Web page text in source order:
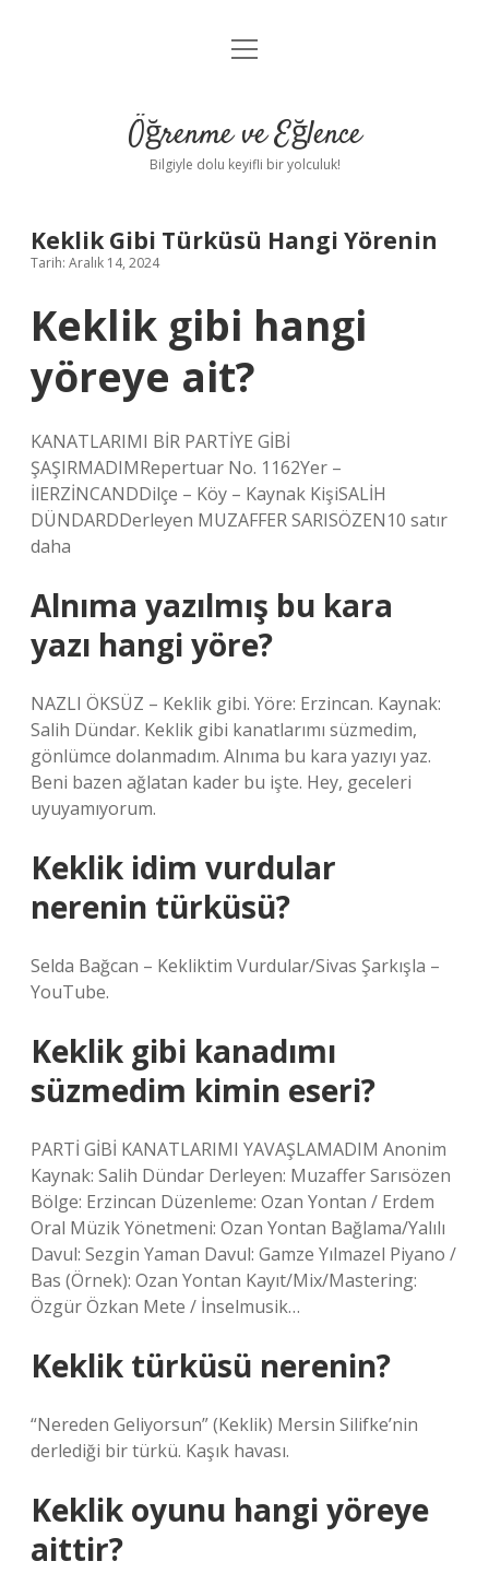
Anasayfa
Yasal Uyarı
menüyü
Öğrenme ve Eğlence
Bilgiyle dolu keyifli bir yolculuk!
Keklik Gibi Türküsü Hangi Yörenin
Tarih: Aralık 14, 2024
Keklik gibi hangi
yöreye ait?
KANATLARIMI BİR PARTİYE GİBİ
ŞAŞIRMADIMRepertuar No. 1162Yer –
İlERZİNCANDDilçe – Köy – Kaynak KişiSALİH
DÜNDARDDerleyen MUZAFFER SARISÖZEN10 satır
daha
Alnıma yazılmış bu kara
yazı hangi yöre?
NAZLI ÖKSÜZ – Keklik gibi. Yöre: Erzincan. Kaynak:
Salih Dündar. Keklik gibi kanatlarımı süzmedim,
gönlümce dolanmadım. Alnıma bu kara yazıyı yaz.
Beni bazen ağlatan kader bu işte. Hey, geceleri
uyuyamıyorum.
Keklik idim vurdular
nerenin türküsü?
Selda Bağcan – Kekliktim Vurdular/Sivas Şarkışla –
YouTube.
Keklik gibi kanadımı
süzmedim kimin eseri?
PARTİ GİBİ KANATLARIMI YAVAŞLAMADIM Anonim
Kaynak: Salih Dündar Derleyen: Muzaffer Sarısözen
Bölge: Erzincan Düzenleme: Ozan Yontan / Erdem
Oral Müzik Yönetmeni: Ozan Yontan Bağlama/Yalılı
Davul: Sezgin Yaman Davul: Gamze Yılmazel Piyano /
Bas (Örnek): Ozan Yontan Kayıt/Mix/Mastering:
Özgür Özkan Mete / İnselmusik…
Keklik türküsü nerenin?
“Nereden Geliyorsun” (Keklik) Mersin Silifke’nin
derlediği bir türkü. Kaşık havası.
Keklik oyunu hangi yöreye
aittir?